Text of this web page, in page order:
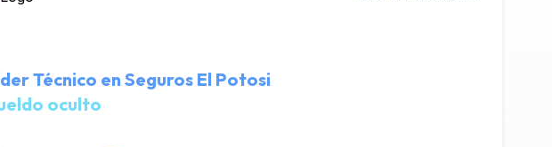
Técnico en Seguros El Potosi
oculto